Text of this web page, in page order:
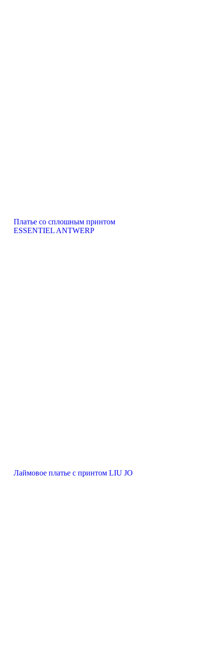
Платье со сплошным принтом
ESSENTIEL ANTWERP
Лаймовое платье с принтом LIU JO